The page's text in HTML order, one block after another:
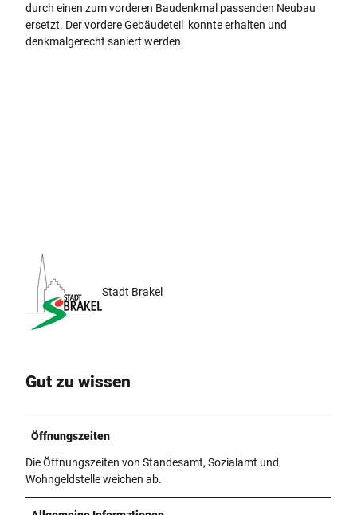
durch einen zum vorderen Baudenkmal passenden Neubau
ersetzt. Der vordere Gebäudeteil konnte erhalten und
denkmalgerecht saniert werden.
Stadt Brakel
Gut zu wissen
Öffnungszeiten
Die Öffnungszeiten von Standesamt, Sozialamt und
Wohngeldstelle weichen ab.